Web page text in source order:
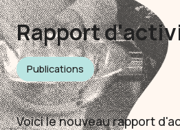
Rapport
Publications
Voici le nouveau rapport